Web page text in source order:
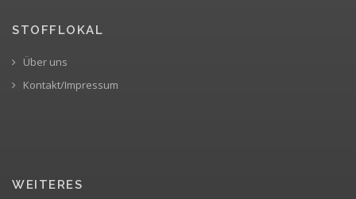
STOFFLOKAL
Über uns
Kontakt/Impressum
WEITERES